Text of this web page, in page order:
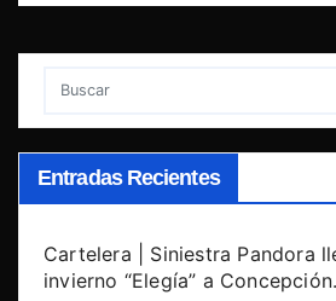
Entradas Recientes
Cartelera | Siniestra Pandora
invierno “Elegía” a Concepción.